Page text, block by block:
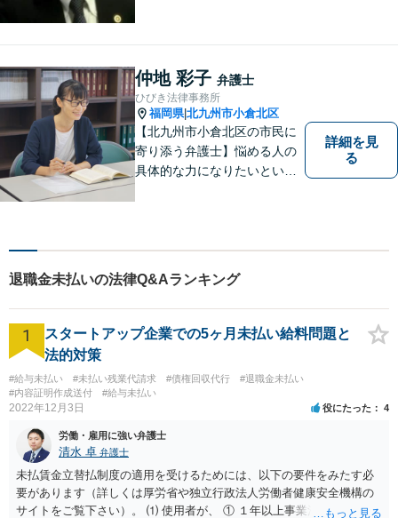
仲地 彩子 弁護士
ひびき法律事務所
福岡県|北九州市小倉北区
【北九州市小倉北区の市民に
寄り添う弁護士】悩める人の
具体的な力になりたいという
面を乗り越える手助けをして
ご相談ください。
詳細を見
る
退職金未払いの法律Q&Aランキング
1
スタートアップ企業での5ヶ月未払い給料問題と
法的対策
#給与未払い #未払い残業代請求 #債権回収代行
#退職金未払い
#内容証明作成送付
#給与未払い
2022年12月3日 役にたった 4
労働・雇用に強い弁護士
清水 卓 弁護士
未払賃金立替払制度の適用を受けるためには、以下の要件をみたす必
要があります（詳しくは厚労省や独立行政法人労働者健康安全機構の
サイトをご覧下さい）。 ⑴ 使用者が、 ① １年以上事業活動を行って